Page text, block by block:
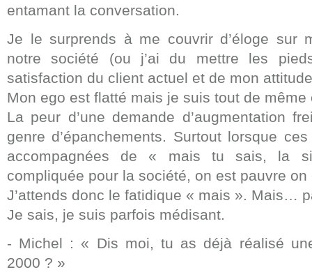
entamant la conversation.
Je le surprends à me couvrir d’éloge sur
notre société (ou j’ai du mettre les
satisfaction du client actuel et de mon
Mon ego est flatté mais je suis tout de même
La peur d’une demande d’augmentation
genre d’épanchements. Surtout lorsque
accompagnées de « mais tu sais, la
compliquée pour la société, on est pauvre
J’attends donc le fatidique « mais ». Mais…
Je sais, je suis parfois médisant.
- Michel : « Dis moi, tu as déjà réalisé
2000 ? »